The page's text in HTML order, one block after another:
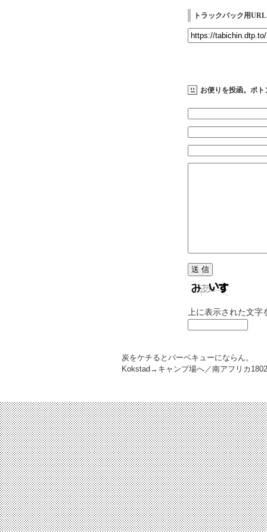
トラックバック用URL
お便りを投函。ポト
上に表示された文
炭をケチるとバーベキューにならん。
Kokstad→キャンプ場へ／南アフリカ